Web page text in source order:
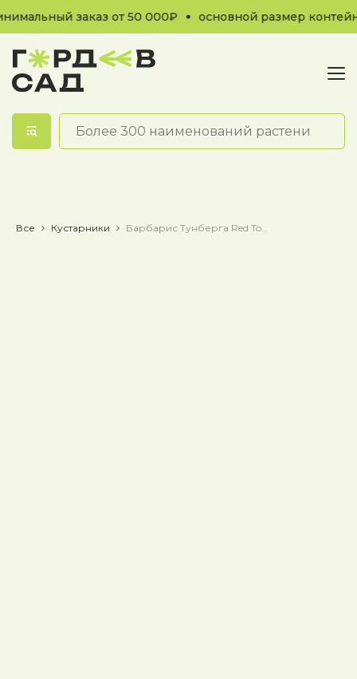
заказ от 50 000₽ основной размер
Все Кустарники Барбарис Тунберга Red Torch / Рэд Торч / Красный Факел